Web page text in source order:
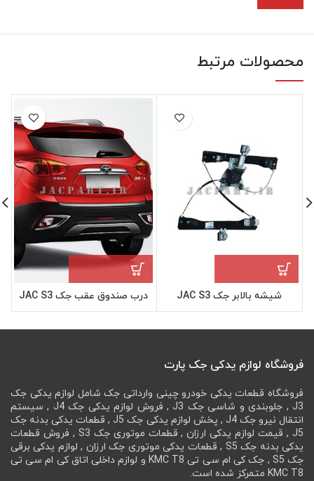
محصولات مرتبط
شیشه بالابر جک JAC S3 درب صندوق عقب جک JAC S3
فروشگاه لوازم یدکی جک پارت
فروشگاه قطعات یدکی خودرو چینی وارداتی جک شامل لوازم یدکی جک
J3 , جلوبندی و شاسی جک J3 , فروش لوازم یدکی جک J4 , سیستم
انتقال نیرو جک J4 , پخش لوازم یدکی جک J5 , قطعات یدکی بدنه جک
J5 , قیمت لوازم یدکی ارزان , قطعات موتوری جک S3 , فروش قطعات
یدکی بدنه جک S5 , قطعات یدکی موتوری جک ارزان , لوازم یدکی برقی
جک S5 , جک کی ام سی تی KMC T8 و لوازم داخلی اتاق کی ام سی تی
KMC T8 متمرکز شده است.